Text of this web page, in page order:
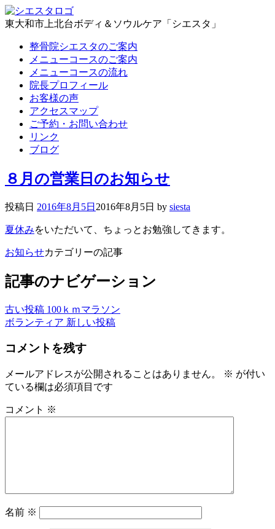
東大和市上北台ボディ＆ソウルケア「シエスタ」
整骨院シエスタのご案内
メニューコースのご案内
メニューコースの流れ
院長プロフィール
お客様の声
アクセスマップ
ご予約・お問い合わせ
リンク
ブログ
８月の営業日のお知らせ
投稿日 2016年8月5日 2016年8月5日 by siesta
夏休みをいただいて、ちょっとお勉強してきます。
お知らせカテゴリーの記事
記事のナビゲーション
古い投稿 100ｋｍマラソン
ボランティア 新しい投稿
コメントを残す
メールアドレスが公開されることはありません。 ※ が付い
ている欄は必須項目です
コメント ※
名前 ※